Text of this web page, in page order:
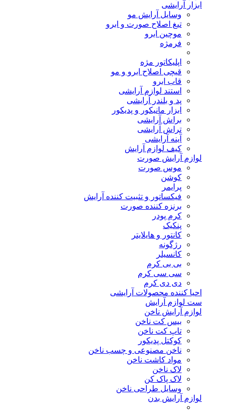
ابزار آرایشی
وسایل آرایش مو
تیغ اصلاح صورت و ابرو
موچین ابرو
فرمژه
اپلیکاتور مژه
قیچی اصلاح ابرو و مو
قاب ابرو
استند لوازم آرایشی
پد و بلندر آرایشی
ابزار مانیکور و پدیکور
براش آرایشی
تراش آرایشی
آینه آرایشی
کیف لوازم آرایش
لوازم آرایش صورت
موس صورت
کوشن
پرایمر
فیکساتور و تثبیت کننده آرایش
برنزه کننده صورت
کرم پودر
پنکیک
کانتور و هایلایتر
رژگونه
کانسیلر
بی بی کرم
سی سی کرم
دی دی کرم
احیا کننده محصولات آرایشی
ست لوازم آرایش
لوازم آرایش ناخن
بیس کت ناخن
تاپ کت ناخن
کوکتل پدیکور
ناخن مصنوعی و چسب ناخن
مواد کاشت ناخن
لاک ناخن
لاک پاک کن
وسایل طراحی ناخن
لوازم آرایش بدن